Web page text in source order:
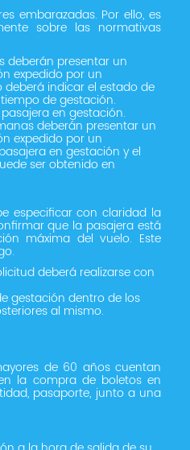
embarazadas. Por ello, es
sobre las normativas
deberán presentar un
expedido por un
indicar el estado de
de gestación.
en gestación.
deberán presentar un
expedido por un
en gestación y el
ser obtenido en
especificar con claridad la
que la pasajera está
máxima del vuelo. Este
deberá realizarse con
gestación dentro de los
al mismo.
de 60 años cuentan
la compra de boletos en
pasaporte, junto a una